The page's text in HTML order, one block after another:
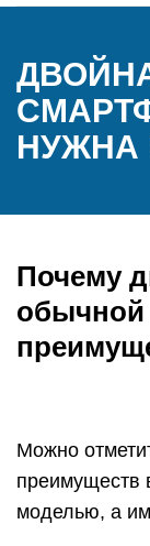
НУЖНА
Почему
обычной
Можно
преимуществ
моделью, а